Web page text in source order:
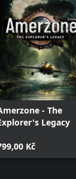
- The
Legacy
Kč